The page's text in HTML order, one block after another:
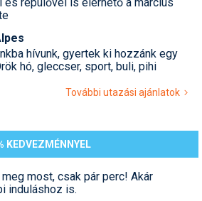
hívunk, gyertek ki hozzánk egy
hó, gleccser, sport, buli, pihi
További utazási ajánlatok
KEDVEZMÉNNYEL
most, csak pár perc! Akár
induláshoz is.